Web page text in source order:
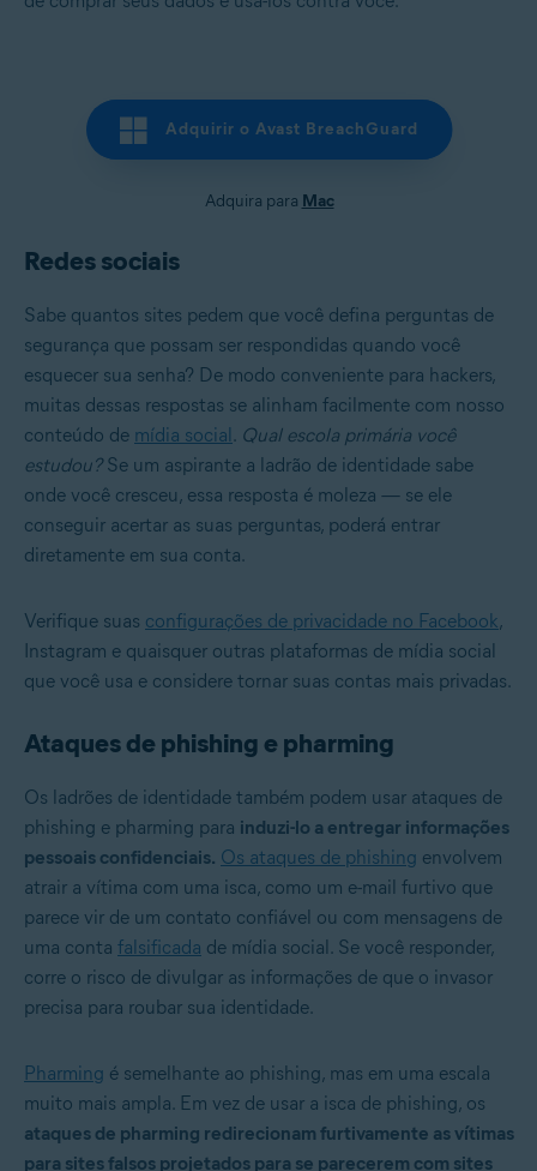
Adquirir o Avast BreachGuard
Adquira para Mac
Redes sociais
Sabe quantos sites pedem que você defina perguntas de
segurança que possam ser respondidas quando você
esquecer sua senha? De modo conveniente para hackers,
muitas dessas respostas se alinham facilmente com nosso
conteúdo de mídia social. Qual escola primária você
estudou?Se um aspirante a ladrão de identidade sabe
onde você cresceu, essa resposta é moleza — se ele
conseguir acertar as suas perguntas, poderá entrar
diretamente em sua conta.
Verifique suas configurações de privacidade no Facebook,
Instagram e quaisquer outras plataformas de mídia social
que você usa e considere tornar suas contas mais privadas.
Ataques de phishing e pharming
Os ladrões de identidade também podem usar ataques de
phishing e pharming para induzi-lo a entregar informações
pessoais confidenciais. Os ataques de phishing envolvem
atrair a vítima com uma isca, como um e-mail furtivo que
parece vir de um contato confiável ou com mensagens de
uma conta falsificada de mídia social. Se você responder,
corre o risco de divulgar as informações de que o invasor
precisa para roubar sua identidade.
Pharming é semelhante ao phishing, mas em uma escala
muito mais ampla. Em vez de usar a isca de phishing, os
ataques de pharming redirecionam furtivamente as vítimas
para sites falsos projetados para se parecerem com sites